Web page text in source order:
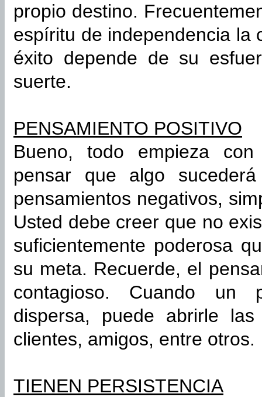
propio destino.
espíritu de independencia la
éxito depende de su
suerte.
PENSAMIENTO POSITIVO
Bueno, todo empieza
pensar que algo
pensamientos negativos,
Usted debe creer que no
suficientemente poderosa
su meta. Recuerde, el
contagioso. Cuando un
dispersa, puede abrirle
clientes, amigos, entre otros.
TIENEN PERSISTENCIA